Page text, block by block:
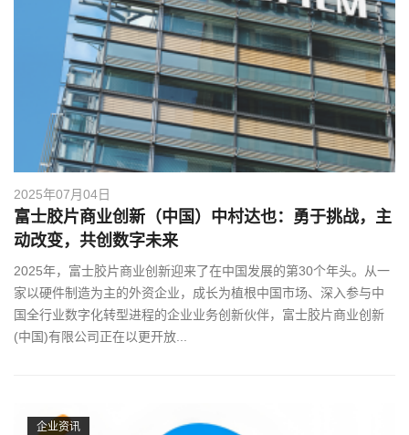
2025年07月04日
富士胶片商业创新（中国）中村达也：勇于挑战，主
动改变，共创数字未来
2025年，富士胶片商业创新迎来了在中国发展的第30个年头。从一
家以硬件制造为主的外资企业，成长为植根中国市场、深入参与中
国全行业数字化转型进程的企业业务创新伙伴，富士胶片商业创新
(中国)有限公司正在以更开放...
企业资讯